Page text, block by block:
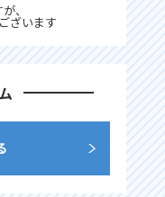
、
ざいます